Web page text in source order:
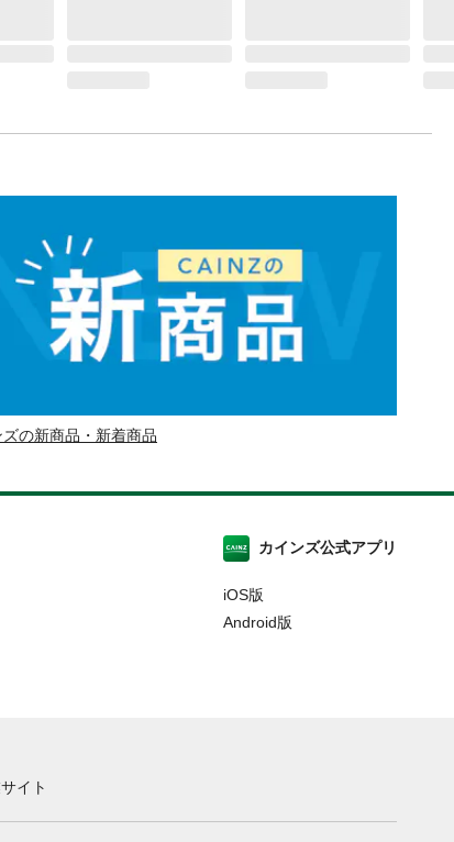
ズの新商品・新着商品
カインズ公式アプリ
iOS版
Android版
イト